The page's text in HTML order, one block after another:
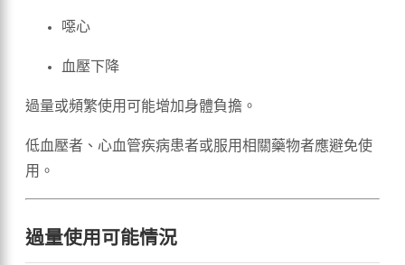
噁心
血壓下降
過量或頻繁使用可能增加身體負擔。
低血壓者、心血管疾病患者或服用相關藥物者應避免使
用。
過量使用可能情況